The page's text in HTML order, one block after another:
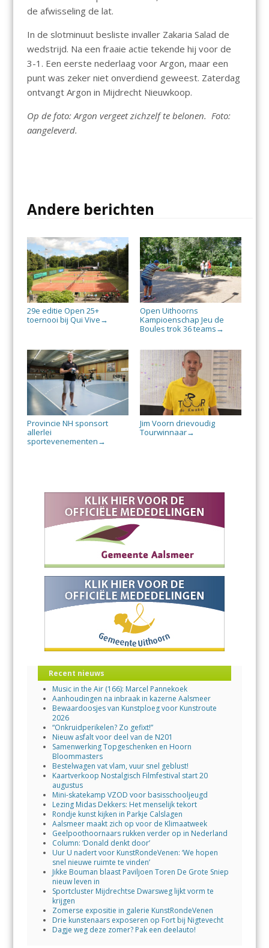
de afwisseling de lat.
In de slotminuut besliste invaller Zakaria Salad de
wedstrijd. Na een fraaie actie tekende hij voor de
3-1. Een eerste nederlaag voor Argon, maar een
punt was zeker niet onverdiend geweest. Zaterdag
ontvangt Argon in Mijdrecht Nieuwkoop.
Op de foto: Argon vergeet zichzelf te belonen. Foto:
aangeleverd.
Andere berichten
29e editie Open 25+
toernooi bij Qui Vive →
Open Uithoorns
Kampioenschap Jeu de
Boules trok 36 teams →
Provincie NH sponsort
allerlei
sportevenementen →
Jim Voorn drievoudig
Tourwinnaar→
Recent nieuws
Music in the Air (166): Marcel Pannekoek
Aanhoudingen na inbraak in kazerne Aalsmeer
Bewaardoosjes van Kunstploeg voor Kunstroute
2026
“Onkruidperikelen? Zo gefixt!”
Nieuw asfalt voor deel van de N201
Samenwerking Topgeschenken en Hoorn
Bloommasters
Bestelwagen vat vlam, vuur snel geblust!
Kaartverkoop Nostalgisch Filmfestival start 20
augustus
Mini-skatekamp VZOD voor basisschooljeugd
Lezing Midas Dekkers: Het menselijk tekort
Rondje kunst kijken in Parkje Calslagen
Aalsmeer maakt zich op voor de Klimaatweek
Geelpoothoornaars rukken verder op in Nederland
Column: ‘Donald denkt door’
Uur U nadert voor KunstRondeVenen: ‘We hopen
snel nieuwe ruimte te vinden’
Jikke Bouman blaast Paviljoen Toren De Grote Sniep
nieuw leven in
Sportcluster Mijdrechtse Dwarsweg lijkt vorm te
krijgen
Zomerse expositie in galerie KunstRondeVenen
Drie kunstenaars exposeren op Fort bij Nigtevecht
Dagje weg deze zomer? Pak een deelauto!